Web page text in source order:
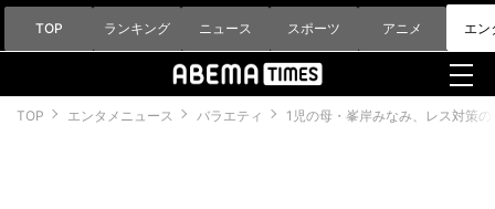
TOP ランキング ニュース スポーツ アニメ エン
TOP エンタメニュース バラエティ 1児の母・峯岸みなみ、レス対策